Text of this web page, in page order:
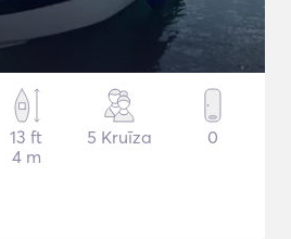
13 ft
4 m
5 Kruīza 0